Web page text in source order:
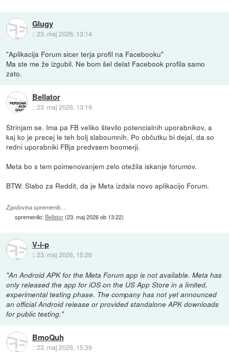
Glugy
::23. maj 2026, 13:14
"Aplikacija Forum sicer terja profil na Facebooku"
Ma ste me že izgubil. Ne bom šel delat Facebook profila samo
zato.
Bellator
::23. maj 2026, 13:19
Strinjam se. Ima pa FB veliko število potencialnih uporabnikov, a
kaj ko je precej le teh bolj slaboumnih. Po občutku bi dejal, da so
redni uporabniki FBja predvsem boomerji.
Meta bo s tem poimenovanjem zelo otežila iskanje forumov.
BTW: Slabo za Reddit, da je Meta izdala novo aplikacijo Forum.
Zgodovina sprememb…
spremenilo: Bellator(23. maj 2026 ob 13:22)
V-i-p
::23. maj 2026, 15:26
"An Android APK for the Meta Forum app is not available. Meta has
only released the app for iOS on the US App Store in a limited,
experimental testing phase. The company has not yet announced
an official Android release or provided standalone APK downloads
for public testing."
BmoQuh
::23. maj 2026, 15:39